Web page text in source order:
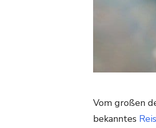
Vom großen
bekanntes